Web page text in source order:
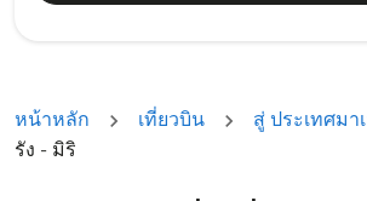
หน้าหลัก เที่ยวบิน สู่ ประเทศมา
รัง - มิริ